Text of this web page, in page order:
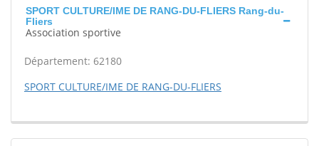
SPORT CULTURE/IME DE RANG-DU-FLIERS Rang-du-
Fliers
Association sportive
Département: 62180
SPORT CULTURE/IME DE RANG-DU-FLIERS